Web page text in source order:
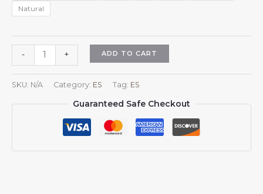
Natural
-
de
béisbol
vaquera
con
+ ADD TO CART
SKU: N/A Category: ES Tag: ES
Guaranteed Safe Checkout